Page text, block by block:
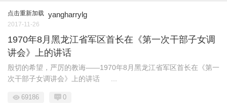
点击重新加载 yangharrylg
2017-11-26
1970年8月黑龙江省军区首长在《第一次干部子女调
讲会》上的讲话
殷切的希望，严厉的教诲——1970年8月黑龙江省军区首长在《第一
次干部子女调讲会》上的讲话 ...
69186 0